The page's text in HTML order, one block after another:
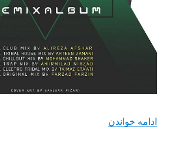
ادامه خواندن